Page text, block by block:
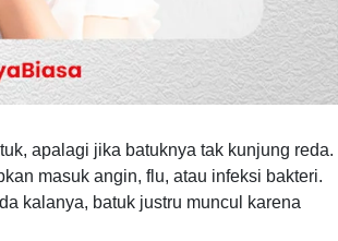
apalagi jika batuknya tak kunjung reda.
masuk angin, flu, atau infeksi bakteri.
kalanya, batuk justru muncul karena